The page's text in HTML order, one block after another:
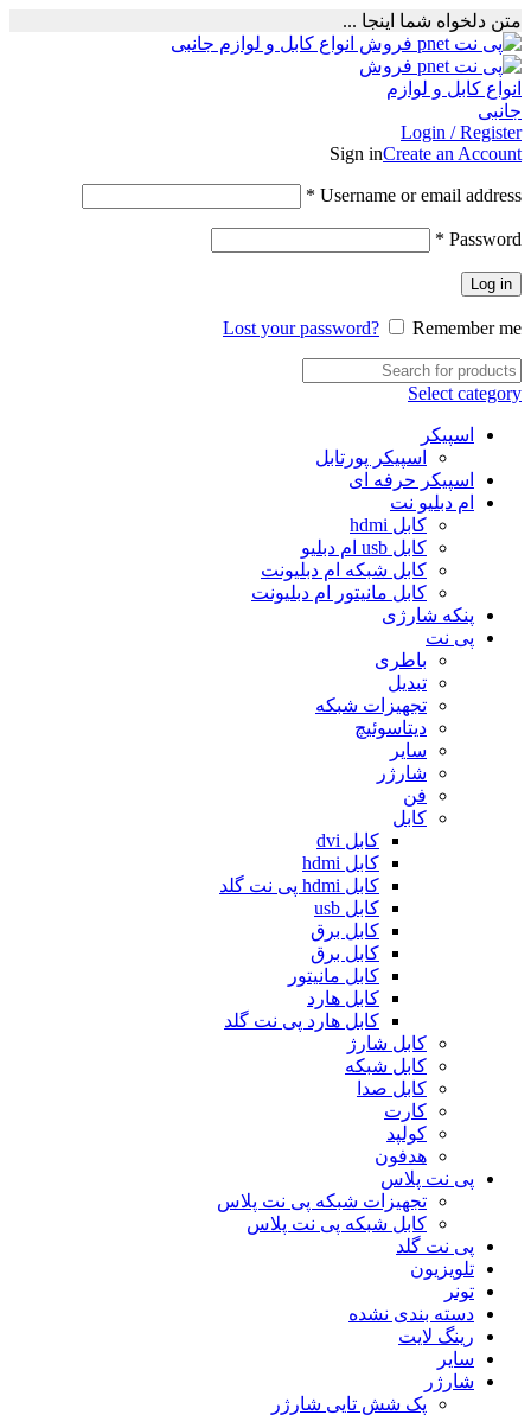
متن دلخواه شما اینجا ...
Login / Register
Sign inCreate an Account
Username or email address
*
Password
*
Log in
Lost your password? Remember me
Select category
اسپیکر
اسپیکر پورتابل
اسپیکر حرفه ای
ام دبلیو نت
کابل hdmi
کابل usb ام دبلیو
کابل شبکه ام دبلیونت
کابل مانیتور ام دبلیونت
پنکه شارژی
پی نت
باطری
تبدیل
تجهیزات شبکه
دیتاسوئیچ
سایر
شارژر
فن
کابل
کابل dvi
کابل hdmi
کابل hdmi پی نت گلد
کابل usb
کابل برق
کابل برق
کابل مانیتور
کابل هارد
کابل هارد پی نت گلد
کابل شارژ
کابل شبکه
کابل صدا
کارت
کولپد
هدفون
پی نت پلاس
تجهیزات شبکه پی نت پلاس
کابل شبکه پی نت پلاس
پی نت گلد
تلویزیون
تونر
دسته بندی نشده
رینگ لایت
سایر
شارژر
پک شش تایی شارژر